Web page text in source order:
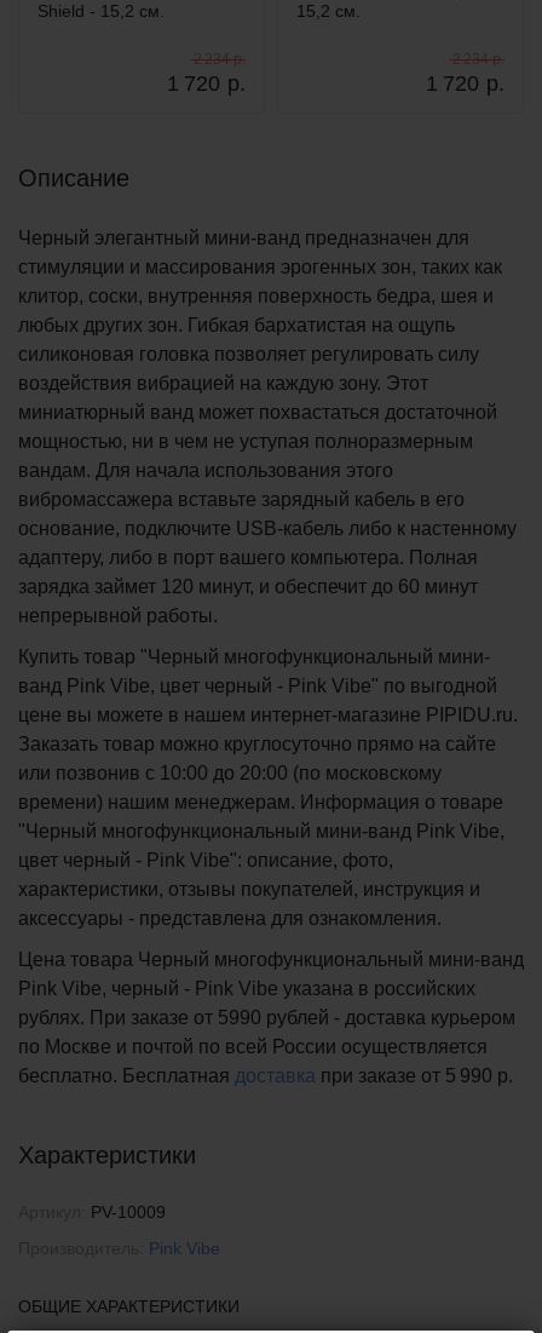
Shield - 15,2 см.
1 720 р.
2 234 р.
15,2 см.
1 720 р.
2 234 р.
Описание
Черный элегантный мини-ванд предназначен для
стимуляции и массирования эрогенных зон, таких как
клитор, соски, внутренняя поверхность бедра, шея и
любых других зон. Гибкая бархатистая на ощупь
силиконовая головка позволяет регулировать силу
воздействия вибрацией на каждую зону. Этот
миниатюрный ванд может похвастаться достаточной
мощностью, ни в чем не уступая полноразмерным
вандам. Для начала использования этого
вибромассажера вставьте зарядный кабель в его
основание, подключите USB-кабель либо к настенному
адаптеру, либо в порт вашего компьютера. Полная
зарядка займет 120 минут, и обеспечит до 60 минут
непрерывной работы.
Купить товар "Черный многофункциональный мини-
ванд Pink Vibe, цвет черный - Pink Vibe" по выгодной
цене вы можете в нашем интернет-магазине PIPIDU.ru.
Заказать товар можно круглосуточно прямо на сайте
или позвонив с 10:00 до 20:00 (по московскому
времени) нашим менеджерам. Информация о товаре
"Черный многофункциональный мини-ванд Pink Vibe,
цвет черный - Pink Vibe": описание, фото,
характеристики, отзывы покупателей, инструкция и
аксессуары - представлена для ознакомления.
Цена товара Черный многофункциональный мини-ванд
Pink Vibe, черный - Pink Vibe указана в российских
рублях. При заказе от 5990 рублей - доставка курьером
по Москве и почтой по всей России осуществляется
бесплатно. Бесплатная доставка при заказе от 5 990 р.
Характеристики
PV-10009
Pink Vibe
ОБЩИЕ ХАРАКТЕРИСТИКИ